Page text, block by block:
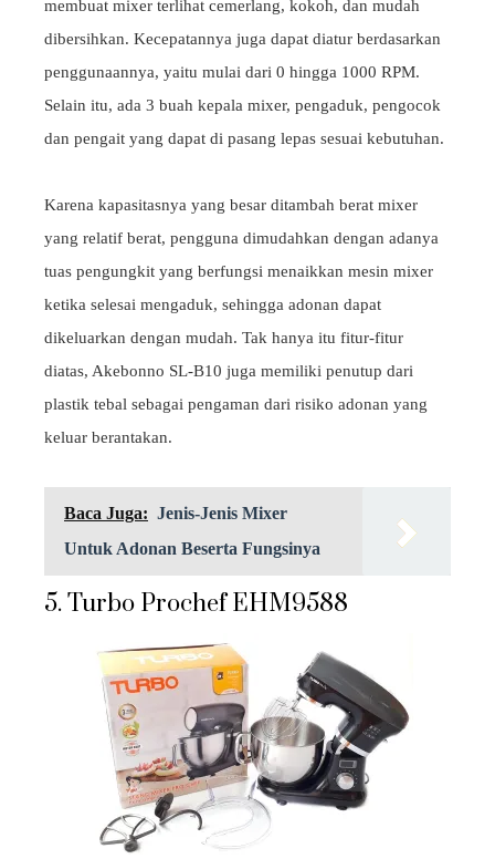
membuat mixer terlihat cemerlang, kokoh, dan mudah
dibersihkan. Kecepatannya juga dapat diatur berdasarkan
penggunaannya, yaitu mulai dari 0 hingga 1000 RPM.
Selain itu, ada 3 buah kepala mixer, pengaduk, pengocok
dan pengait yang dapat di pasang lepas sesuai kebutuhan.
Karena kapasitasnya yang besar ditambah berat mixer
yang relatif berat, pengguna dimudahkan dengan adanya
tuas pengungkit yang berfungsi menaikkan mesin mixer
ketika selesai mengaduk, sehingga adonan dapat
dikeluarkan dengan mudah. Tak hanya itu fitur-fitur
diatas, Akebonno SL-B10 juga memiliki penutup dari
plastik tebal sebagai pengaman dari risiko adonan yang
keluar berantakan.
Baca Juga: Jenis-Jenis Mixer
Untuk Adonan Beserta Fungsinya
5. Turbo Prochef EHM9588